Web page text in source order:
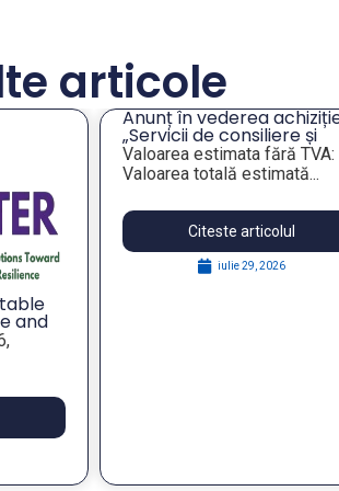
articole
achiziției
și
a
TVA:
Întâlnire de lucru
analiza situației unor
imobile de interes
administrația publică
locală
În data de 28 iulie 2026,
reprezentanții...
Citeste articolul
iulie 29, 2026